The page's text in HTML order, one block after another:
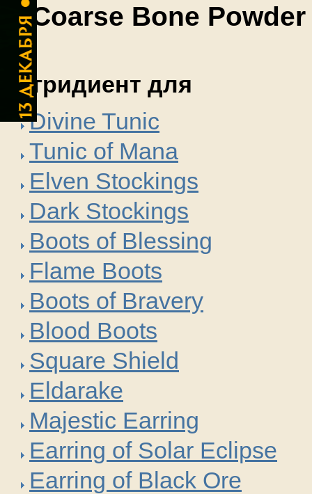
Coarse Bone Powder
Ингридиент для
Divine Tunic
Tunic of Mana
Elven Stockings
Dark Stockings
Boots of Blessing
Flame Boots
Boots of Bravery
Blood Boots
Square Shield
Eldarake
Majestic Earring
Earring of Solar Eclipse
Earring of Black Ore